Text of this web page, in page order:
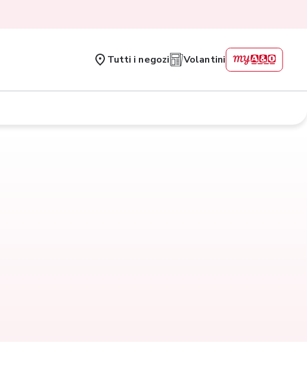
Tutti i negozi Volantini